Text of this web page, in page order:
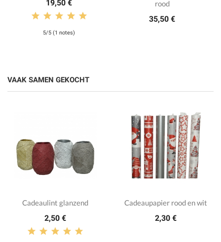
19,50 €
5/5 (1 notes)
rood
35,50 €
VAAK SAMEN GEKOCHT
Cadeaulint glanzend
2,50 €
Cadeaupapier rood en wit
2,30 €